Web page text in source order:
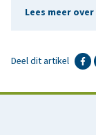
Lees meer over
Deel dit artikel